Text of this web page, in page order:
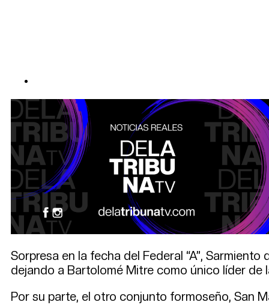
Sorpresa en la fecha del Federal “A”,
dejando a Bartolomé Mitre como único líder de
Por su parte, el otro conjunto formoseño, San